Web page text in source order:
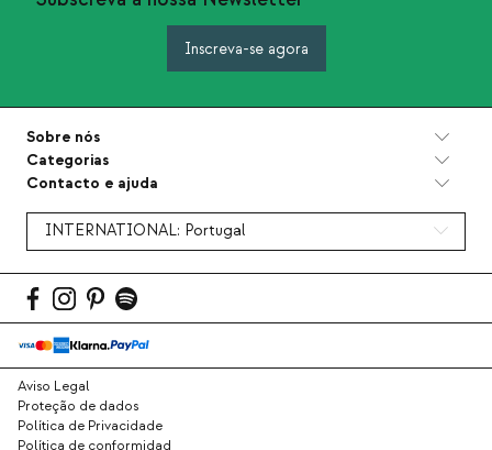
Inscreva-se agora
Sobre nós
Categorias
Contacto e ajuda
INTERNATIONAL: Portugal
Aviso Legal
Proteção de dados
Política de Privacidade
Política de conformidad